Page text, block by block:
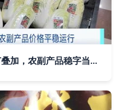
辽沈大地节前市场 中秋国庆双节叠加，农副产品稳字当头运行记